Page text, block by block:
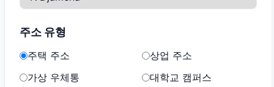
주소 유형
주택 주소
상업 주소
가상 우체통
대학교 캠퍼스